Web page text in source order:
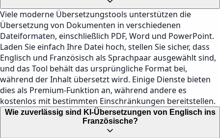
Viele moderne Übersetzungstools unterstützen die
Übersetzung von Dokumenten in verschiedenen
Dateiformaten, einschließlich PDF, Word und PowerPoint.
Laden Sie einfach Ihre Datei hoch, stellen Sie sicher, dass
Englisch und Französisch als Sprachpaar ausgewählt sind,
und das Tool behält das ursprüngliche Format bei,
während der Inhalt übersetzt wird. Einige Dienste bieten
dies als Premium-Funktion an, während andere es
kostenlos mit bestimmten Einschränkungen bereitstellen.
Wie zuverlässig sind KI-Übersetzungen von Englisch ins
Französische?